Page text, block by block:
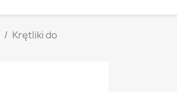
Krętliki do